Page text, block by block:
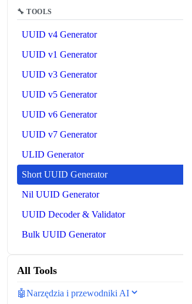
🔧 TOOLS
UUID v4 Generator
UUID v1 Generator
UUID v3 Generator
UUID v5 Generator
UUID v6 Generator
UUID v7 Generator
ULID Generator
Short UUID Generator
Nil UUID Generator
UUID Decoder & Validator
Bulk UUID Generator
All Tools
🤖Narzędzia i przewodniki AI